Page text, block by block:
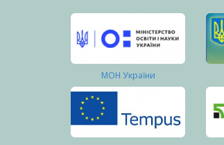
МОН України